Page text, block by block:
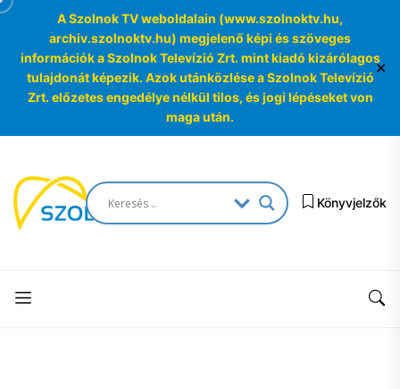
A Szolnok TV weboldalain (www.szolnoktv.hu,
archiv.szolnoktv.hu) megjelenő képi és szöveges
információk a Szolnok Televízió Zrt. mint kiadó kizárólagos
tulajdonát képezik. Azok utánközlése a Szolnok Televízió
Zrt. előzetes engedélye nélkül tilos, és jogi lépéseket von
maga után.
✕
the
content
SzolnokTV
Archívum
Archívum
Könyvjelzők